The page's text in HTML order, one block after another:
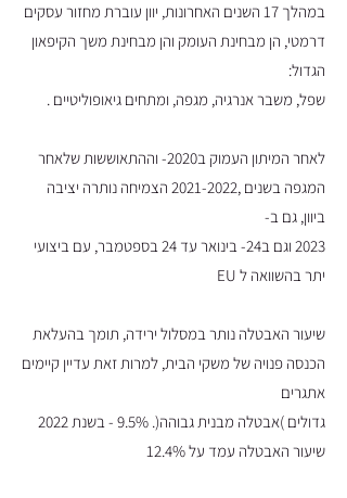
במהלך 17 השנים האחרונות, יוון עוברת מחזור עסקים
דרמטי, הן מבחינת העומק והן מבחינת משך הקיפאון
הגדול:
שפל, משבר אנרגיה, מגפה, ומתחים גיאופוליטיים .
לאחר המיתון העמוק ב2020- וההתאוששות שלאחר
המגפה בשנים ,2021-2022 הצמיחה נותרה יציבה
ביוון, גם ב-
2023 וגם ב24- בינואר עד 24 בספטמבר, עם ביצועי
יתר בהשוואה ל EU
שיעור האבטלה נותר במסלול ירידה, תומך בהעלאת
הכנסה פנויה של משקי הבית, למרות זאת עדיין קיימים
אתגרים
גדולים )אבטלה מבנית גבוהה(. 9.5% - בשנת 2022
שיעור האבטלה עמד על 12.4%